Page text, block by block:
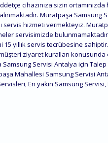
cihazınıza sizin
Muratpaşa Samsung
servis hizmeti vermekteyiz.
servisimizde
15 yıllık servis tecrübesine
ziyaret kuralları konusunda
Servisi Antalya için
Mahallesi Samsung Servisi
En yakın Samsung